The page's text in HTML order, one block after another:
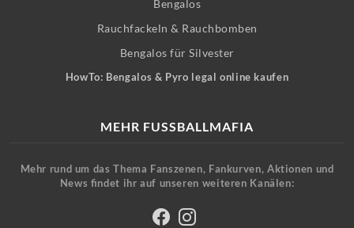
Bengalos
Rauchfackeln & Rauchbomben
Bengalos für Silvester
HowTo: Bengalos & Pyro legal online kaufen
MEHR FUSSBALLMAFIA
Mehr rund um das Thema Fanszenen, Fankurven, Aktionen und
News findet ihr auf unseren weiteren Kanälen: